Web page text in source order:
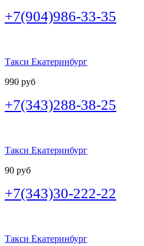
+7(904)986-33-35
Такси Екатеринбург
990 руб
+7(343)288-38-25
Такси Екатеринбург
90 руб
+7(343)30-222-22
Такси Екатеринбург